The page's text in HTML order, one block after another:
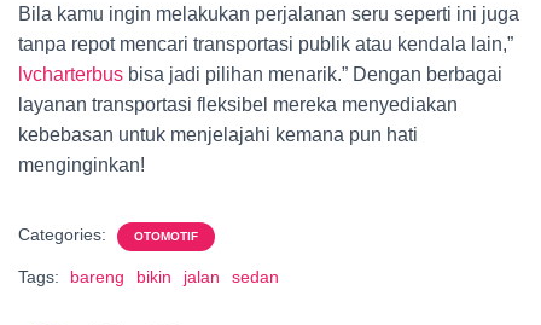
Bila kamu ingin melakukan perjalanan seru seperti ini juga
tanpa repot mencari transportasi publik atau kendala lain,”
lvcharterbus bisa jadi pilihan menarik.” Dengan berbagai
layanan transportasi fleksibel mereka menyediakan
kebebasan untuk menjelajahi kemana pun hati
menginginkan!
Categories: OTOMOTIF
Tags: bareng bikin jalan sedan